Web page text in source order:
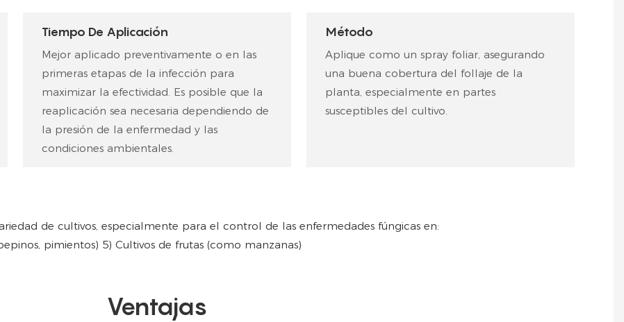
Tiempo De Aplicación
Mejor aplicado preventivamente o en las
primeras etapas de la infección para
maximizar la efectividad. Es posible que la
reaplicación sea necesaria dependiendo de
la presión de la enfermedad y las
condiciones ambientales.
Método
Aplique como un spray foliar, asegurando
una buena cobertura del follaje de la
planta, especialmente en partes
susceptibles del cultivo.
de cultivos, especialmente para el control de las enfermedades fúngicas en:
pimientos) 5)Cultivos de frutas (como manzanas)
Ventajas